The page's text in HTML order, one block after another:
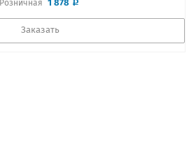
Розничная 1 878
Заказать